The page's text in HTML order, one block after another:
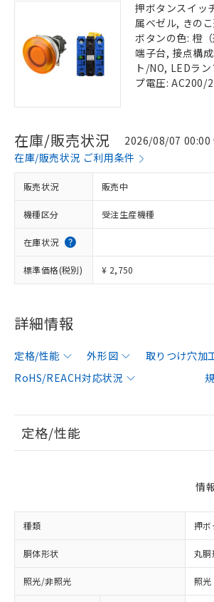
押ボタンスイッ
属ベゼル, きの
ボタンの色: 橙
端子台, 接点構
ト/NO, LEDラ
プ電圧: AC200/
在庫/販売状況
2026/08/07 00:00
在庫/販売状況 ご利用条件
販売状況 販売中
機種区分 受注生産機種
在庫状況
標準価格(税別) ¥ 2,750
詳細情報
定格/性能 外形図 取りつけ穴加
RoHS/REACH対応状況
定格/性能
情
種類 押ボ
胴体形状 丸
照光/非照光 照光